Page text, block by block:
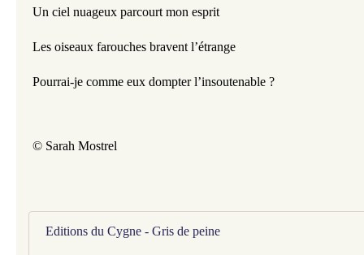
Un ciel nuageux parcourt mon esprit
Les oiseaux farouches bravent l’étrange
Pourrai-je comme eux dompter l’insoutenable ?
© Sarah Mostrel
Editions du Cygne - Gris de peine